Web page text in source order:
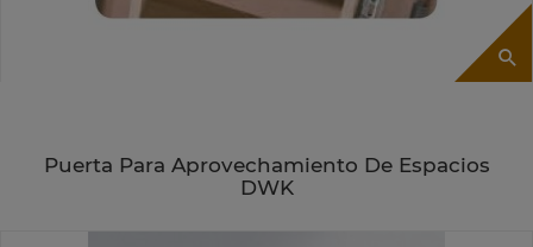
Puerta Para Aprovechamiento De Espacios
DWK